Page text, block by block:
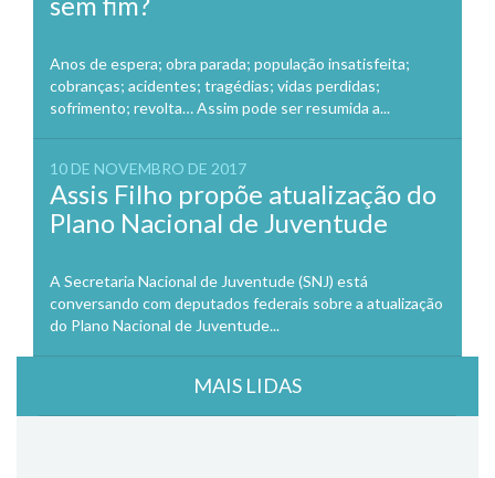
Anos de espera; obra parada; população insatisfeita;
cobranças; acidentes; tragédias; vidas perdidas;
sofrimento; revolta… Assim pode ser resumida a...
10 DE NOVEMBRO DE 2017
Assis Filho propõe atualização do
Plano Nacional de Juventude
A Secretaria Nacional de Juventude (SNJ) está
conversando com deputados federais sobre a atualização
do Plano Nacional de Juventude...
MAIS LIDAS